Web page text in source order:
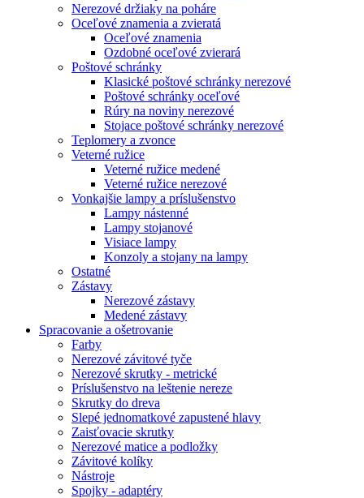
Nerezové držiaky na poháre
Oceľové znamenia a zvieratá
Oceľové znamenia
Ozdobné oceľové zvierará
Poštové schránky
Klasické poštové schránky nerezové
Poštové schránky oceľové
Rúry na noviny nerezové
Stojace poštové schránky nerezové
Teplomery a zvonce
Veterné ružice
Veterné ružice medené
Veterné ružice nerezové
Vonkajšie lampy a príslušenstvo
Lampy nástenné
Lampy stojanové
Visiace lampy
Konzoly a stojany na lampy
Ostatné
Zástavy
Nerezové zástavy
Medené zástavy
Spracovanie a ošetrovanie
Farby
Nerezové závitové tyče
Nerezové skrutky - metrické
Príslušenstvo na leštenie nereze
Skrutky do dreva
Slepé jednomatkové zapustené hlavy
Zaisťovacie skrutky
Nerezové matice a podložky
Závitové kolíky
Nástroje
Spojky - adaptéry